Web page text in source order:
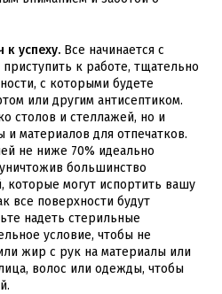
к успеху. Все начинается с
к работе, тщательно
с которыми будете
или другим антисептиком.
столов и стеллажей, но и
и материалов для отпечатков.
не ниже 70% идеально
большинство
которые могут испортить вашу
все поверхности будут
надеть стерильные
условие, чтобы не
жир с рук на материалы или
волос или одежды, чтобы